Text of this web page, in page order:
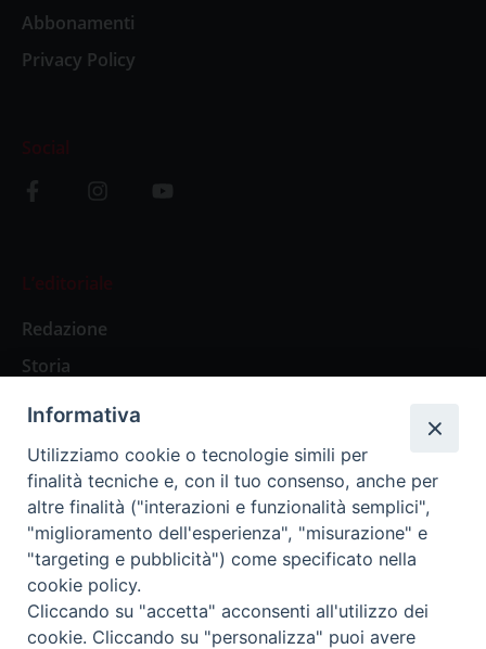
Abbonamenti
Privacy Policy
Social
L’editoriale
Redazione
Storia
Abbonamenti
Abbonamento Annuale Digitale
Abbonamento Annuale Cartaceo
Abbonamento Singola Copia Digitale
Informativa
Utilizziamo cookie o tecnologie simili per
finalità tecniche e, con il tuo consenso, anche per
altre finalità ("interazioni e funzionalità semplici",
"miglioramento dell'esperienza", "misurazione" e
"targeting e pubblicità") come specificato nella
cookie policy.
Cliccando su "accetta" acconsenti all'utilizzo dei
cookie. Cliccando su "personalizza" puoi avere